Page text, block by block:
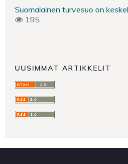
Suomalainen turvesuo on
195
UUSIMMAT ARTIKKELIT